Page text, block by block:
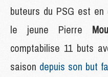
buteurs du PSG est
le jeune Pierre
comptabilise 11 buts
saison depuis son but